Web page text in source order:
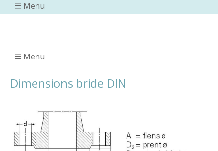
Menu
Menu
Dimensions bride DIN